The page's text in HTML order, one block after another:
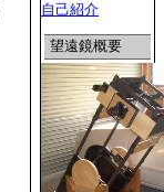
自己紹介
望遠鏡概要